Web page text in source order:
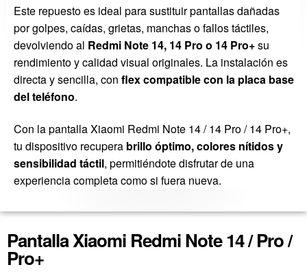
Este repuesto es ideal para sustituir pantallas dañadas
por golpes, caídas, grietas, manchas o fallos táctiles,
devolviendo al Redmi Note 14, 14 Pro o 14 Pro+su
rendimiento y calidad visual originales. La instalación es
directa y sencilla, con flex compatible con la placa base
del teléfono.
Con la pantalla Xiaomi Redmi Note 14 / 14 Pro / 14 Pro+,
tu dispositivo recupera brillo óptimo, colores nítidos y
sensibilidad táctil, permitiéndote disfrutar de una
experiencia completa como si fuera nueva.
Pantalla Xiaomi Redmi Note 14 / Pro /
Pro+